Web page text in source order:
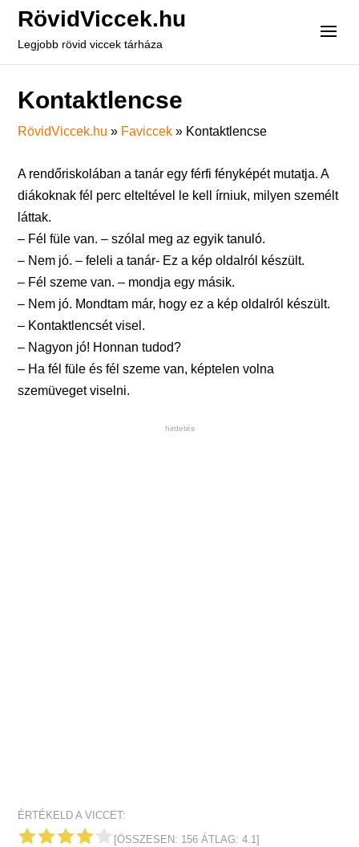
RövidViccek.hu
Legjobb rövid viccek tárháza
Kontaktlencse
RövidViccek.hu » Faviccek » Kontaktlencse
A rendőriskolában a tanár egy férfi fényképét mutatja. A
diákoknak fél perc elteltével le kell írniuk, milyen személt
láttak.
– Fél füle van. – szólal meg az egyik tanuló.
– Nem jó. – feleli a tanár- Ez a kép oldalról készült.
– Fél szeme van. – mondja egy másik.
– Nem jó. Mondtam már, hogy ez a kép oldalról készült.
– Kontaktlencsét visel.
– Nagyon jó! Honnan tudod?
– Ha fél füle és fél szeme van, képtelen volna
szemüveget viselni.
hirdetés
ÉRTÉKELD A VICCET:
[ÖSSZESEN: 156 ÁTLAG:4.1]